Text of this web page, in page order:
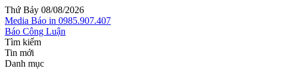
Thứ Bảy 08/08/2026
Media Báo in 0985.907.407
Báo Công Luận
Tìm kiếm
Tin mới
Danh mục